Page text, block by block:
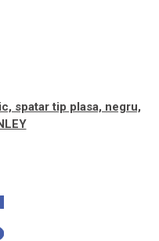
spatar tip plasa, negru,